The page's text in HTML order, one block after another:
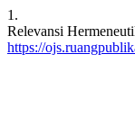
1.
Relevansi
https://